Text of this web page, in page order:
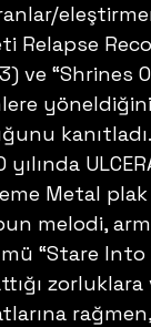
Relapse
ve “Shrines
yöneldiğini
kanıtladı.
yılında
Metal plak
melodi,
“Stare Into
zorluklara